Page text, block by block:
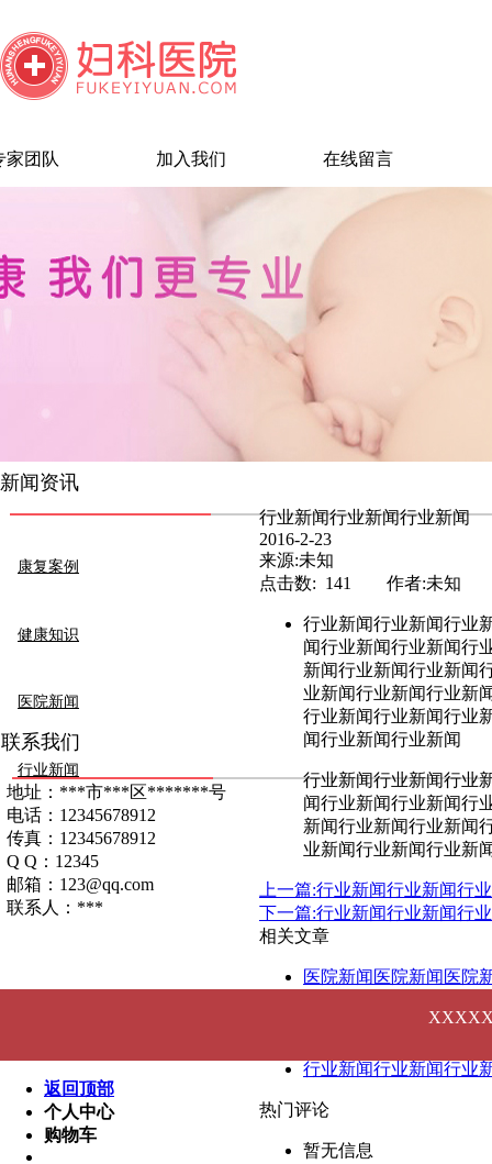
家团队 加入我们 在线留言
新闻资讯
康复案例
健康知识
医院新闻
行业新闻
联系我们
地址：***市***区*******号
电话：12345678912
传真：12345678912
Q Q：12345
邮箱：123@qq.com
联系人：***
行业新闻行业新闻行业新闻
2016-2-23
来源:未知
点击数: 141 作者:未知
行业新闻行业新闻行业
闻行业新闻行业新闻行
新闻行业新闻行业新闻
业新闻行业新闻行业新
行业新闻行业新闻行业
闻行业新闻行业新闻
行业新闻行业新闻行业
闻行业新闻行业新闻行
新闻行业新闻行业新闻
业新闻行业新闻行业新
上一篇:行业新闻行业新闻行
下一篇:行业新闻行业新闻行
相关文章
医院新闻医院新闻医院
健康知识健康知识健康
行业新闻行业新闻行业
热门评论
暂无信息
返回顶部
个人中心
购物车